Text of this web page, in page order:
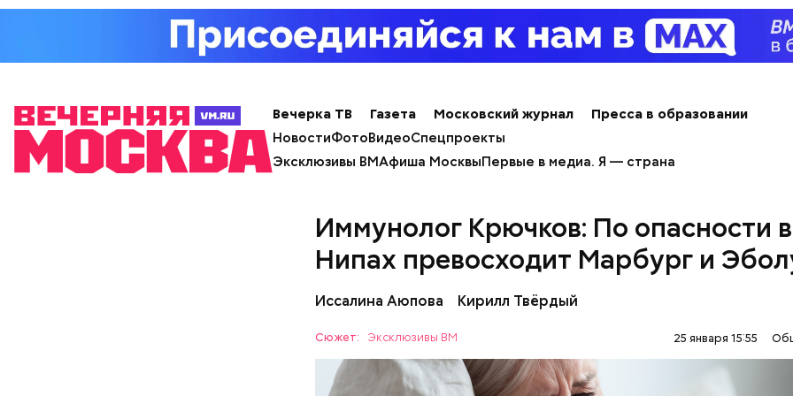
Вечерка ТВ Газета Московский журнал
Пресса в образовании
НовостиФотоВидеоСпецпроекты
Эксклюзивы ВМАфиша МосквыПервые в медиа. Я — страна
Иммунолог Крючков: По опасности
Нипах превосходит Марбург и
Иссалина Аюпова Кирилл Твёрдый
Сюжет: Эксклюзивы ВМ 25 января 15:55
День грибного дождя
с сахарным диабетом;